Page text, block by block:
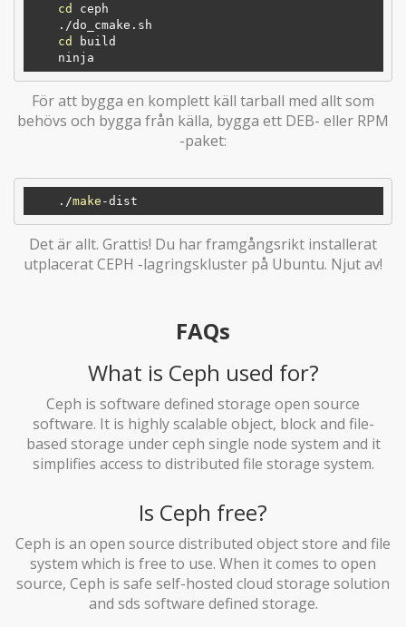
cd
ceph
cd
build
För att bygga en komplett käll tarball med allt som
behövs och bygga från källa, bygga ett DEB- eller RPM
-paket:
    ./
make
Det är allt. Grattis! Du har framgångsrikt installerat
utplacerat CEPH -lagringskluster på Ubuntu. Njut av!
FAQs
What is Ceph used for?
Ceph is software defined storage open source
software. It is highly scalable object, block and file-
based storage under ceph single node system and it
simplifies access to distributed file storage system.
Is Ceph free?
Ceph is an open source distributed object store and file
system which is free to use. When it comes to open
source, Ceph is safe self-hosted cloud storage solution
and sds software defined storage.